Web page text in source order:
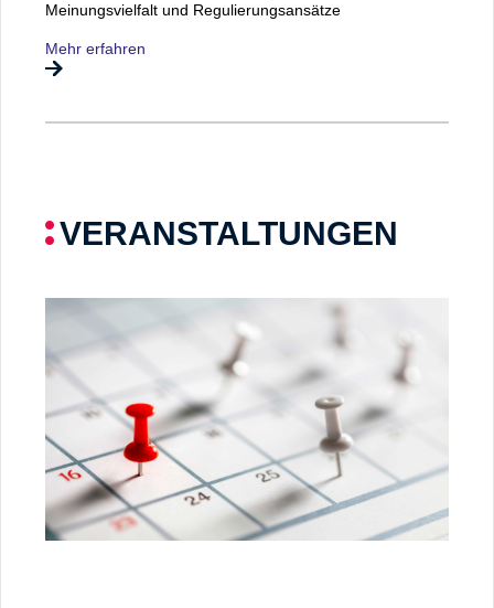
Meinungsvielfalt und Regulierungsansätze
Mehr erfahren
VERANSTALTUNGEN